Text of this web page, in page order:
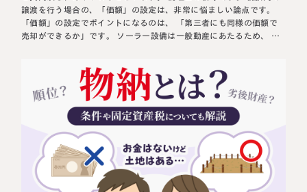
譲渡を行う場合の、「価額」の設定は、非常に悩ましい論点です。
「価額」の設定でポイントになるのは、 「第三者にも同様の価額で
売却ができるか」です。 ソーラー設備は一般動産にあたるため、 財